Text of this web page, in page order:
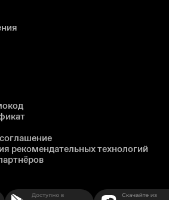
рекомендательных технологий